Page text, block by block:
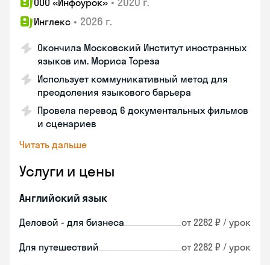
ООО «Инфоурок»
Инглекс • 2026 г.
Окончила Московский Институт иностранных
языков им. Мориса Тореза
Использует коммуникативный метод для
преодоления языкового барьера
Провела перевод 6 документальных фильмов
и сценариев
Читать дальше
Услуги и цены
Английский язык
Деловой - для бизнеса от 2282 ₽ / урок
Для путешествий от 2282 ₽ / урок